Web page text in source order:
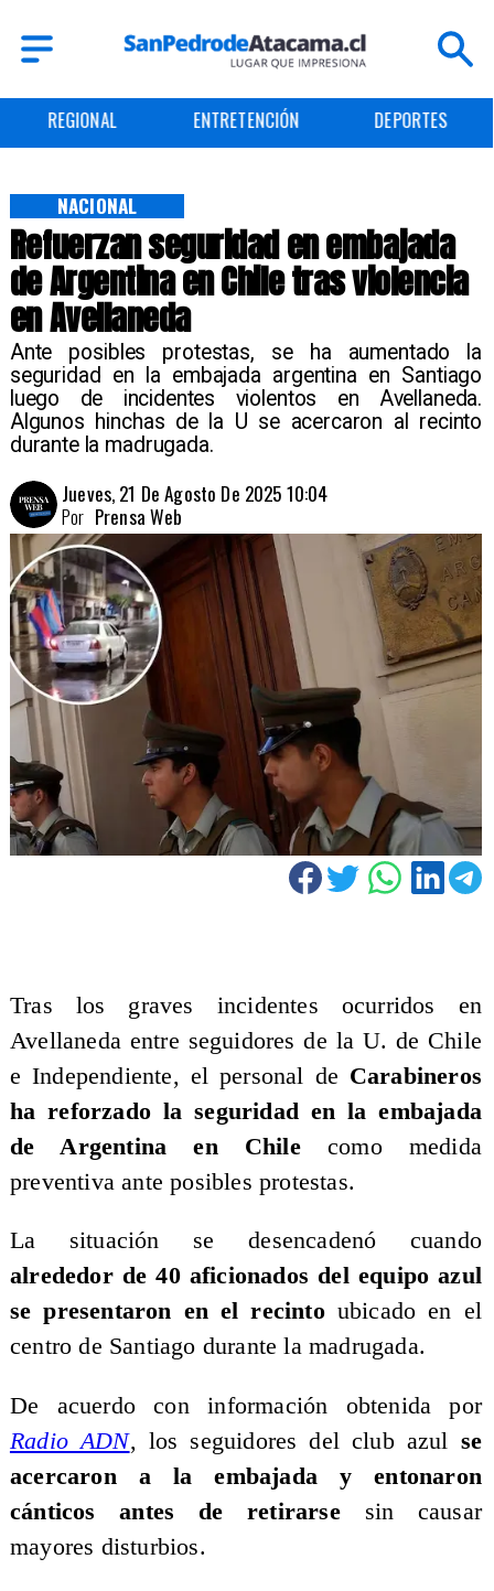
ENTRETENCIÓN DEPORTES CULTURA
Refuerzan seguridad en embajada
de Argentina en Chile tras violencia
en Avellaneda
Ante posibles protestas, se ha aumentado la
seguridad en la embajada argentina en Santiago
luego de incidentes violentos en Avellaneda.
Algunos hinchas de la U se acercaron al recinto
durante la madrugada.
NACIONAL
Jueves, 21 De Agosto De 2025 10:04
Prensa Web
Por
Tras los graves incidentes ocurridos en
Avellaneda entre seguidores de la U. de Chile
e Independiente, el personal de Carabineros
ha reforzado la seguridad en la embajada
de Argentina en Chilecomo medida
preventiva ante posibles protestas.
La situación se desencadenó cuando
alrededor de 40 aficionados del equipo azul
se presentaron en el recintoubicado en el
centro de Santiago durante la madrugada.
De acuerdo con información obtenida por
Radio ADN, los seguidores del club azul se
acercaron a la embajada y entonaron
cánticos antes de retirarsesin causar
mayores disturbios.